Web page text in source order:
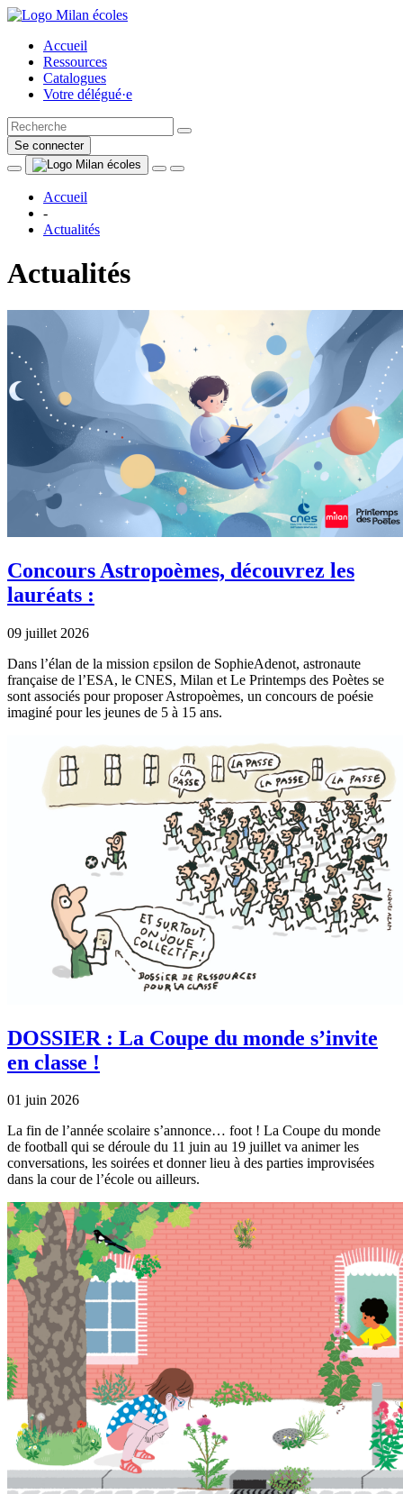
Accueil
Ressources
Catalogues
Votre délégué·e
Se connecter
Accueil
-
Actualités
Actualités
Concours Astropoèmes, découvrez les
lauréats :
09 juillet 2026
Dans l’élan de la mission εpsilon de SophieAdenot, astronaute
française de l’ESA, le CNES, Milan et Le Printemps des Poètes se
sont associés pour proposer Astropoèmes, un concours de poésie
imaginé pour les jeunes de 5 à 15 ans.
DOSSIER : La Coupe du monde s’invite
en classe !
01 juin 2026
La fin de l’année scolaire s’annonce… foot ! La Coupe du monde
de football qui se déroule du 11 juin au 19 juillet va animer les
conversations, les soirées et donner lieu à des parties improvisées
dans la cour de l’école ou ailleurs.